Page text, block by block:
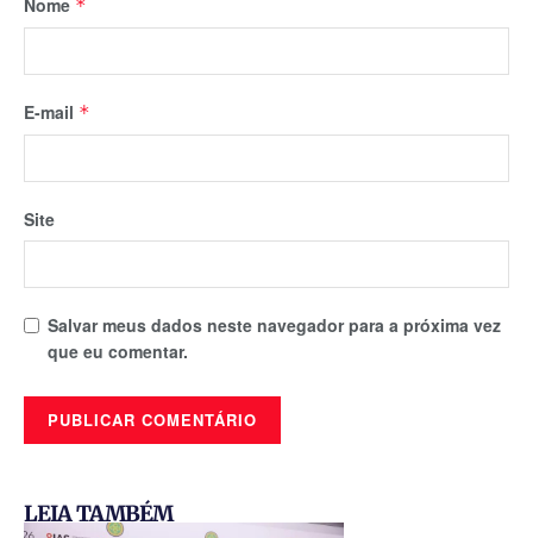
Nome *
E-mail *
Site
Salvar meus dados neste navegador para a próxima vez
que eu comentar.
LEIA TAMBÉM